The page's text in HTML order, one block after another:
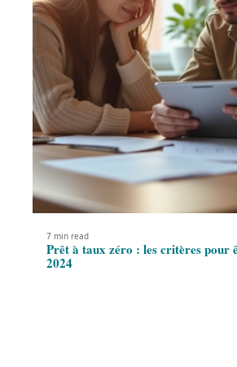
7 min read
Prêt à taux zéro : les critères pour
2024